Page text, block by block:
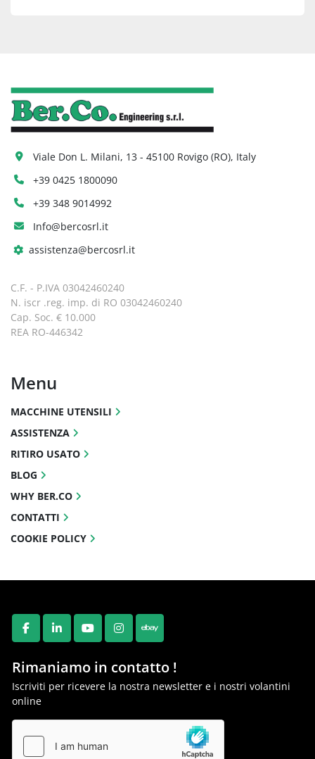
FACEBOOK
LINKEDINYOUTUBEINSTAGRAM
EBAY
Rimaniamo in contatto !
Iscriviti per ricevere la nostra newsletter e i nostri volantini
online
Viale Don L. Milani, 13 - 45100 Rovigo (RO), Italy
+39 0425 1800090
+39 348 9014992
Info@bercosrl.it
assistenza@bercosrl.it
C.F. - P.IVA 03042460240
N. iscr .reg. imp. di RO 03042460240
Cap. Soc. € 10.000
REA RO-446342
Menu
MACCHINE UTENSILI
ASSISTENZA
RITIRO USATO
BLOG
WHY BER.CO
CONTATTI
COOKIE POLICY